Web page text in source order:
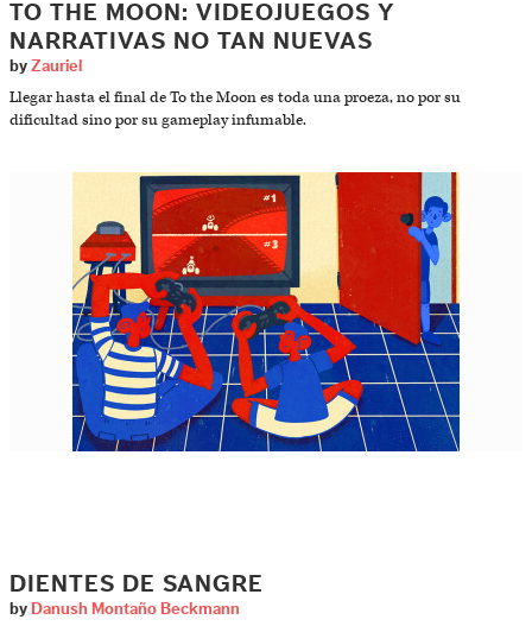
TO THE MOON: VIDEOJUEGOS Y
NARRATIVAS NO TAN NUEVAS
by Zauriel
Llegar hasta el final de To the Moon es toda una proeza, no por su
dificultad sino por su gameplay infumable.
DIENTES DE SANGRE
by Danush Montaño Beckmann